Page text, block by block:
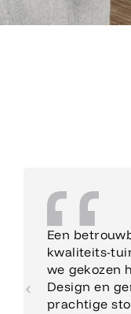
Een
kwaliteits-
we gekozen
Design en
prachtige